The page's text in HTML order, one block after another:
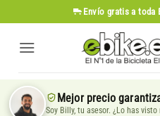
al
contenido
Envío gratis a toda
Mejor precio
Soy Billy, tu asesor. ¿Lo has